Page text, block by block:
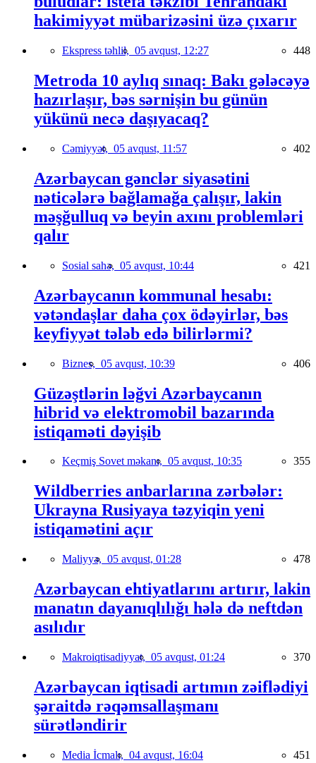
hakimiyyət mübarizəsini üzə çıxarır
Ekspress təhlil, 05 avqust, 12:27 448
Metroda 10 aylıq sınaq: Bakı gələcəyə
hazırlaşır, bəs sərnişin bu günün
yükünü necə daşıyacaq?
Cəmiyyət, 05 avqust, 11:57 402
Azərbaycan gənclər siyasətini
nəticələrə bağlamağa çalışır, lakin
məşğulluq və beyin axını problemləri
qalır
Sosial sahə, 05 avqust, 10:44 421
Azərbaycanın kommunal hesabı:
vətəndaşlar daha çox ödəyirlər, bəs
keyfiyyət tələb edə bilirlərmi?
Biznes, 05 avqust, 10:39 406
Güzəştlərin ləğvi Azərbaycanın
hibrid və elektromobil bazarında
istiqaməti dəyişib
Keçmiş Sovet məkanı, 05 avqust, 10:35 355
Wildberries anbarlarına zərbələr:
Ukrayna Rusiyaya təzyiqin yeni
istiqamətini açır
Maliyyə, 05 avqust, 01:28 478
Azərbaycan ehtiyatlarını artırır, lakin
manatın dayanıqlılığı hələ də neftdən
asılıdır
Makroiqtisadiyyat, 05 avqust, 01:24 370
Azərbaycan iqtisadi artımın zəiflədiyi
şəraitdə rəqəmsallaşmanı
sürətləndirir
Media İcmalı, 04 avqust, 16:04 451